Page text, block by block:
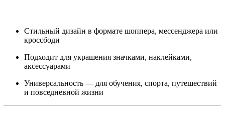
Стильный дизайн в формате шоппера, мессенджера или
кроссбоди
Подходит для украшения значками, наклейками,
аксессуарами
Универсальность — для обучения, спорта, путешествий
и повседневной жизни